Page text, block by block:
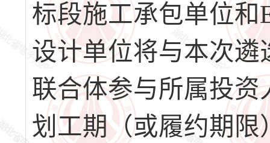
标段施工承包单位和
设计单位将与本次
联合体参与所属投
划工期（或履约期